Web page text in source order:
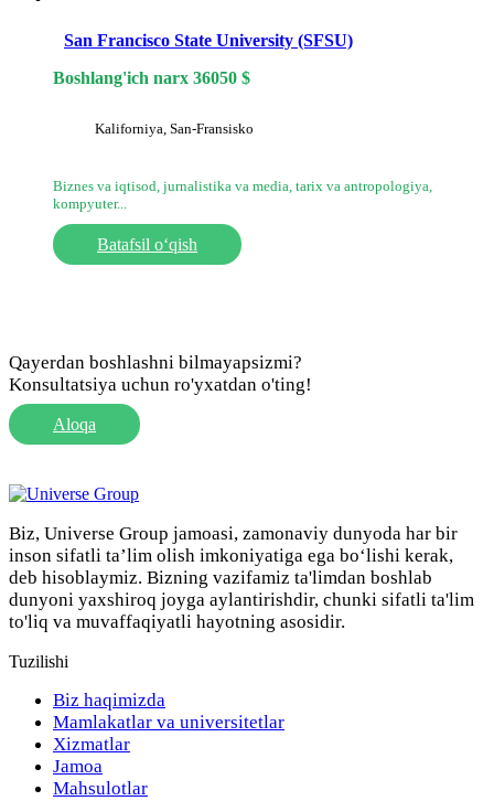
San Francisco State University (SFSU)
Boshlang'ich narx 36050 $
Kaliforniya, San-Fransisko
Biznes va iqtisod, jurnalistika va media, tarix va antropologiya,
kompyuter...
Batafsil o‘qish
Qayerdan boshlashni bilmayapsizmi?
Konsultatsiya uchun ro'yxatdan o'ting!
Aloqa
Biz, Universe Group jamoasi, zamonaviy dunyoda har bir
inson sifatli ta’lim olish imkoniyatiga ega bo‘lishi kerak,
deb hisoblaymiz. Bizning vazifamiz ta'limdan boshlab
dunyoni yaxshiroq joyga aylantirishdir, chunki sifatli ta'lim
to'liq va muvaffaqiyatli hayotning asosidir.
Tuzilishi
Biz haqimizda
Mamlakatlar va universitetlar
Xizmatlar
Jamoa
Mahsulotlar